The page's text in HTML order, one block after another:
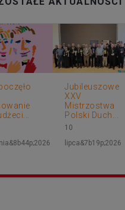
Jubileuszowe
XXV
Mistrzostwa
Polski Duch...
10
lipca&7b19p;2026